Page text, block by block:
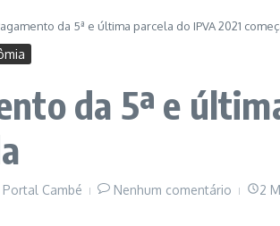
da 5ª e última parcela do IPVA 2021
da 5ª e
Portal Cambé Nenhum comentário 2